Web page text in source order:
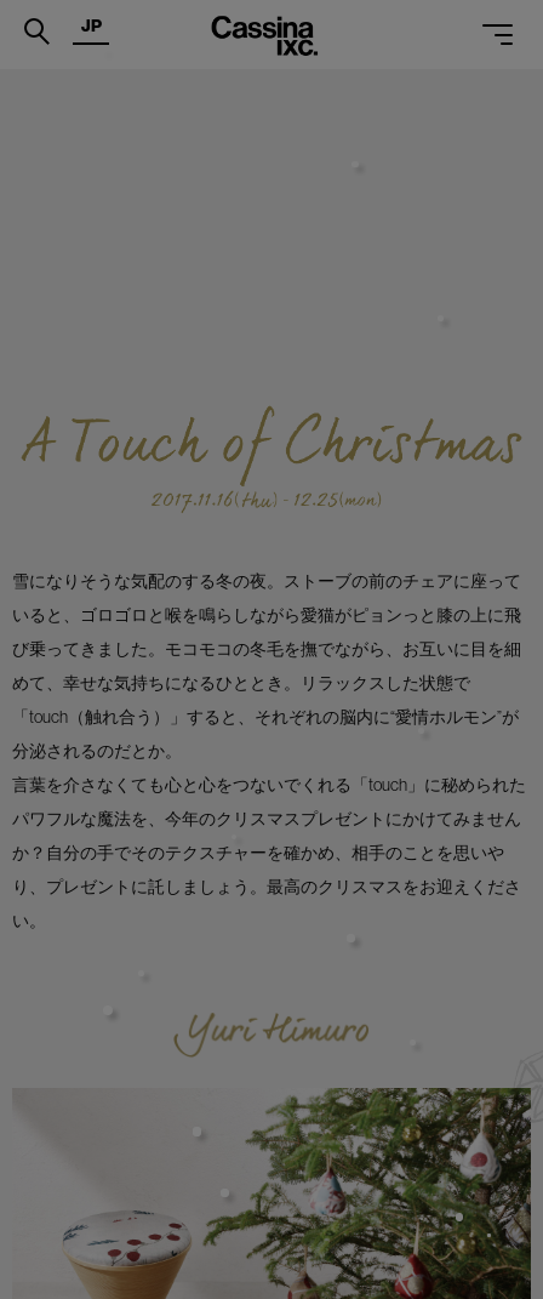
.
CATALOGUES
PROFESSIONAL
JP
雪になりそうな気配のする冬の夜。ストーブの前のチェアに座って
いると、ゴロゴロと喉を鳴らしながら愛猫がピョンっと膝の上に飛
び乗ってきました。モコモコの冬毛を撫でながら、お互いに目を細
めて、幸せな気持ちになるひととき。リラックスした状態で
「touch（触れ合う）」すると、それぞれの脳内に“愛情ホルモン”が
分泌されるのだとか。
言葉を介さなくても心と心をつないでくれる「touch」に秘められた
パワフルな魔法を、今年のクリスマスプレゼントにかけてみません
か？自分の手でそのテクスチャーを確かめ、相手のことを思いや
り、プレゼントに託しましょう。最高のクリスマスをお迎えくださ
い。